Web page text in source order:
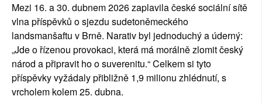
Mezi 16. a 30. dubnem 2026 zaplavila české sociální sítě
vlna příspěvků o sjezdu sudetoněmeckého
landsmanšaftu v Brně. Narativ byl jednoduchý a úderný:
„Jde o řízenou provokaci, která má morálně zlomit český
národ a připravit ho o suverenitu.“ Celkem si tyto
příspěvky vyžádaly přibližně 1,9 milionu zhlédnutí, s
vrcholem kolem 25. dubna.